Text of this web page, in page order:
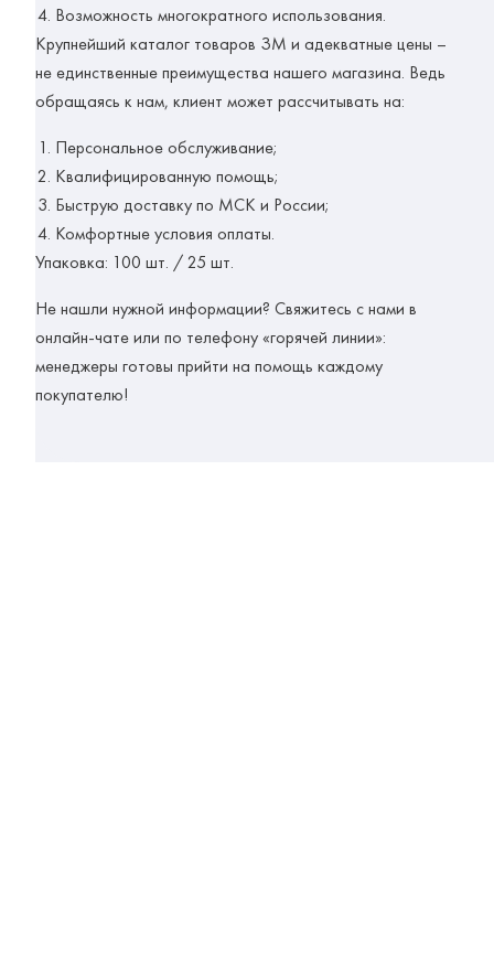
Возможность многократного использования.
Крупнейший каталог товаров ЗМ и адекватные цены –
не единственные преимущества нашего магазина. Ведь
обращаясь к нам, клиент может рассчитывать на:
Персональное обслуживание;
Квалифицированную помощь;
Быструю доставку по МСК и России;
Комфортные условия оплаты.
Упаковка: 100 шт. / 25 шт.
Не нашли нужной информации? Свяжитесь с нами в
онлайн-чате или по телефону «горячей линии»:
менеджеры готовы прийти на помощь каждому
покупателю!